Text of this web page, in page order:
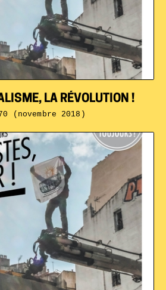
LA RÉVOLUTION !
(novembre 2018)